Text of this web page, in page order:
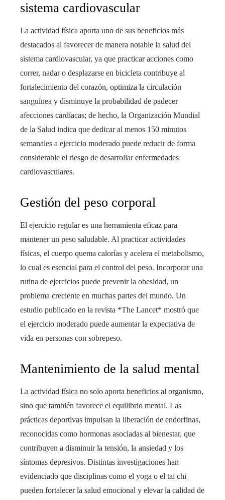
sistema cardiovascular
La actividad física aporta uno de sus beneficios más
destacados al favorecer de manera notable la salud del
sistema cardiovascular, ya que practicar acciones como
correr, nadar o desplazarse en bicicleta contribuye al
fortalecimiento del corazón, optimiza la circulación
sanguínea y disminuye la probabilidad de padecer
afecciones cardíacas; de hecho, la Organización Mundial
de la Salud indica que dedicar al menos 150 minutos
semanales a ejercicio moderado puede reducir de forma
considerable el riesgo de desarrollar enfermedades
cardiovasculares.
Gestión del peso corporal
El ejercicio regular es una herramienta eficaz para
mantener un peso saludable. Al practicar actividades
físicas, el cuerpo quema calorías y acelera el metabolismo,
lo cual es esencial para el control del peso. Incorporar una
rutina de ejercicios puede prevenir la obesidad, un
problema creciente en muchas partes del mundo. Un
estudio publicado en la revista *The Lancet* mostró que
el ejercicio moderado puede aumentar la expectativa de
vida en personas con sobrepeso.
Mantenimiento de la salud mental
La actividad física no solo aporta beneficios al organismo,
sino que también favorece el equilibrio mental. Las
prácticas deportivas impulsan la liberación de endorfinas,
reconocidas como hormonas asociadas al bienestar, que
contribuyen a disminuir la tensión, la ansiedad y los
síntomas depresivos. Distintas investigaciones han
evidenciado que disciplinas como el yoga o el tai chi
pueden fortalecer la salud emocional y elevar la calidad de